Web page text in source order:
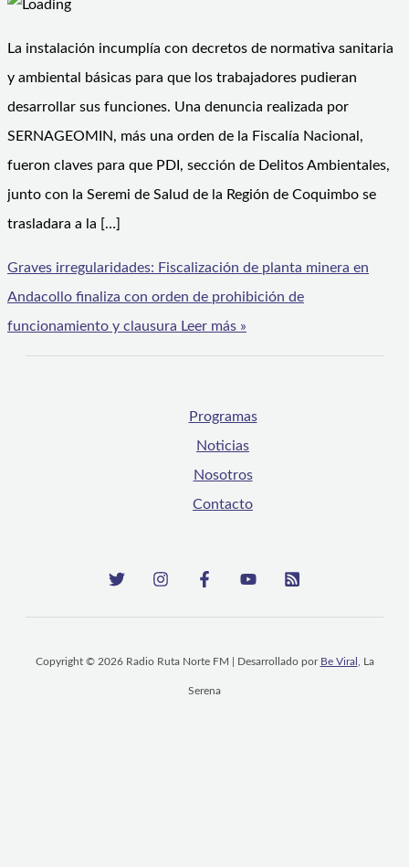
La instalación incumplía con decretos de normativa sanitaria
y ambiental básicas para que los trabajadores pudieran
desarrollar sus funciones. Una denuncia realizada por
SERNAGEOMIN, más una orden de la Fiscalía Nacional,
fueron claves para que PDI, sección de Delitos Ambientales,
junto con la Seremi de Salud de la Región de Coquimbo se
trasladara a la […]
Graves irregularidades: Fiscalización de planta minera en
Andacollo finaliza con orden de prohibición de
funcionamiento y clausura Leer más »
Programas
Noticias
Nosotros
Contacto
Copyright © 2026 Radio Ruta Norte FM | Desarrollado por Be Viral , La
Serena